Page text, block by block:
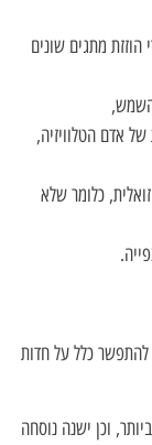
הוזזת מתגים שונים
השמש,
אדם הטלוויזיה,
כלומר שלא
להתפשר כלל על חדות
וכן ישנה נוסחה